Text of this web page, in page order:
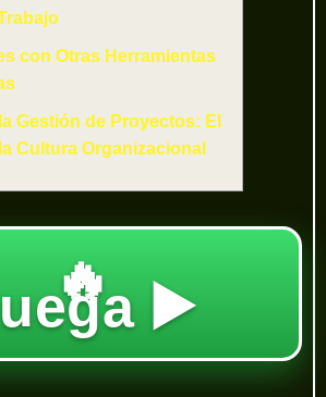
con Otras Herramientas
Gestión de Proyectos: El
Cultura Organizacional
🔥 ▶️